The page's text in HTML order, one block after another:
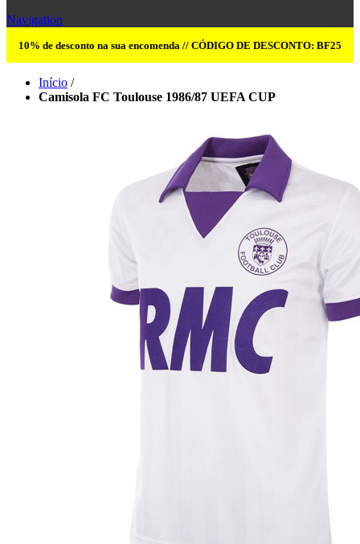
Navigation
10% de desconto na sua encomenda // CÓDIGO DE DESCONTO: BF25
Início /
Camisola FC Toulouse 1986/87 UEFA CUP